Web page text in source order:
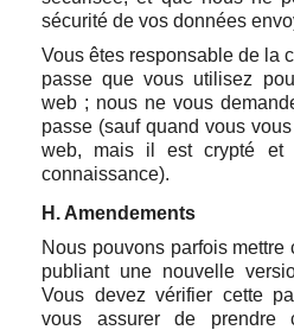
sécurité de vos données
Vous êtes responsable de la
passe que vous utilisez
web ; nous ne vous
passe (sauf quand vous
web, mais il est crypté et
connaissance).
H. Amendements
Nous pouvons parfois
publiant une nouvelle
Vous devez vérifier cette
vous assurer de prendre